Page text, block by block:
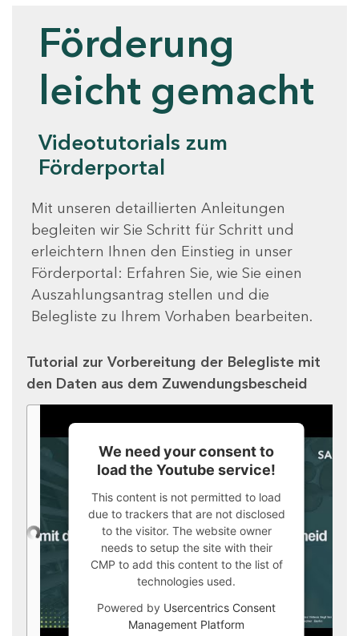
Förderung
leicht gemacht
Videotutorials zum
Förderportal
Mit unseren detaillierten Anleitungen
begleiten wir Sie Schritt für Schritt und
erleichtern Ihnen den Einstieg in unser
Förderportal: Erfahren Sie, wie Sie einen
Auszahlungsantrag stellen und die
Belegliste zu Ihrem Vorhaben bearbeiten.
Tutorial zur Vorbereitung der Belegliste mit
den Daten aus dem Zuwendungsbescheid
We need your consent to
load the Youtube service!
This content is not permitted to load
due to trackers that are not disclosed
to the visitor. The website owner
needs to setup the site with their
CMP to add this content to the list of
technologies used.
Powered by Usercentrics Consent
Management Platform